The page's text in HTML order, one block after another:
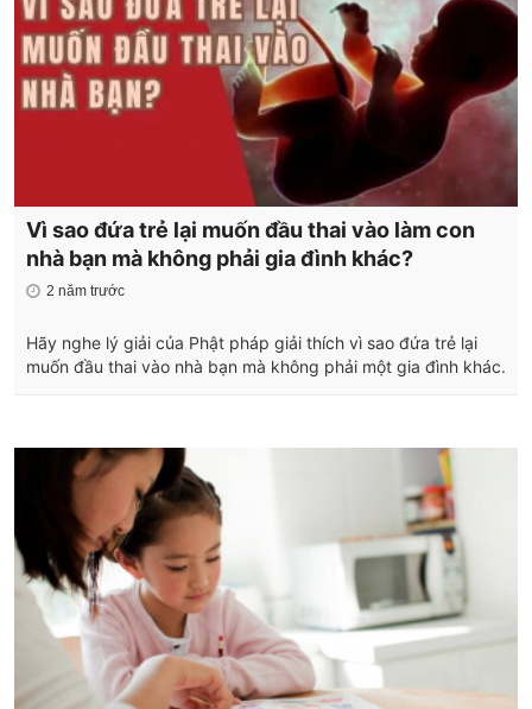
Vì sao đứa trẻ lại muốn đầu thai vào làm con
nhà bạn mà không phải gia đình khác?
2 năm trước
Hãy nghe lý giải của Phật pháp giải thích vì sao đứa trẻ lại
muốn đầu thai vào nhà bạn mà không phải một gia đình khác.